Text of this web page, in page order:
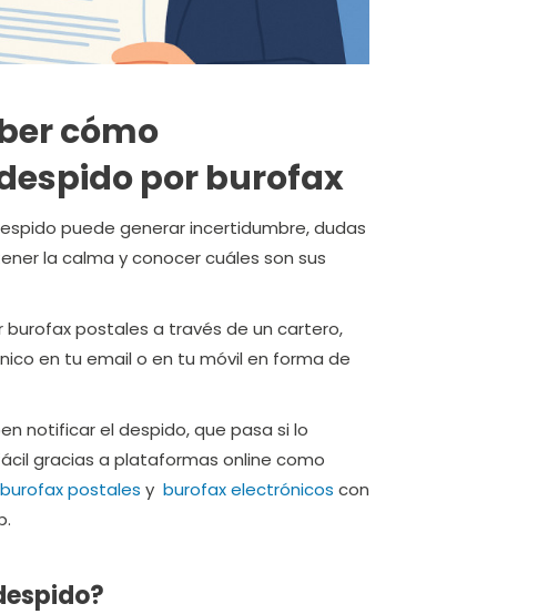
cómo
por burofax
puede generar incertidumbre, dudas
la calma y conocer cuáles son sus
burofax postales a través de un cartero,
en tu email o en tu móvil en forma de
notificar el despido, que pasa si lo
gracias a plataformas online como
burofax postales y burofax electrónicos con